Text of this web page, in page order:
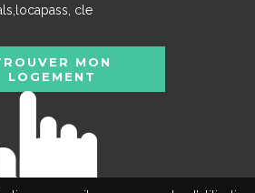
cle
MON
LOGEMENT